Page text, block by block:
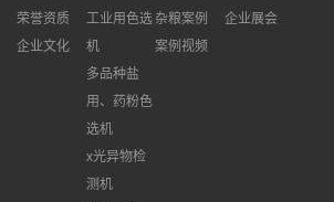
荣誉资质
企业文化
工业用色选
机
多品种盐
用、药粉色
选机
x光异物检
测机
杂粮案例
案例视频
企业展会